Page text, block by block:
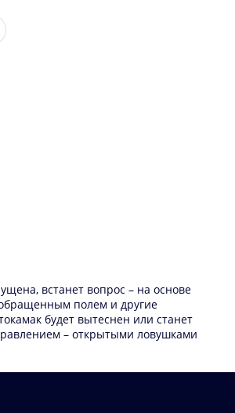
встанет вопрос – на основе
полем и другие
будет вытеснен или станет
– открытыми ловушками